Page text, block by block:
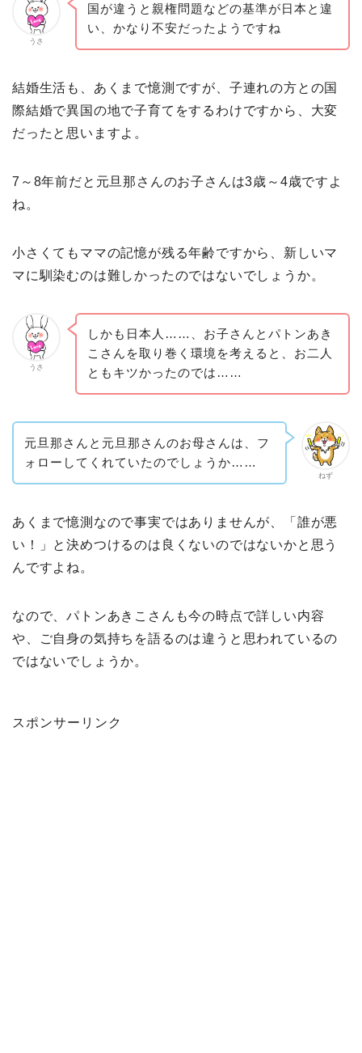
うさ
国が違うと親権問題などの基準が日本と違
い、かなり不安だったようですね
結婚生活も、あくまで憶測ですが、子連れの方との国
際結婚で異国の地で子育てをするわけですから、大変
だったと思いますよ。
7～8年前だと元旦那さんのお子さんは3歳～4歳ですよ
ね。
小さくてもママの記憶が残る年齢ですから、新しいマ
マに馴染むのは難しかったのではないでしょうか。
うさ
しかも日本人……、お子さんとパトンあき
こさんを取り巻く環境を考えると、お二人
ともキツかったのでは……
ねず
元旦那さんと元旦那さんのお母さんは、フ
ォローしてくれていたのでしょうか……
あくまで憶測なので事実ではありませんが、「誰が悪
い！」と決めつけるのは良くないのではないかと思う
んですよね。
なので、パトンあきこさんも今の時点で詳しい内容
や、ご自身の気持ちを語るのは違うと思われているの
ではないでしょうか。
スポンサーリンク